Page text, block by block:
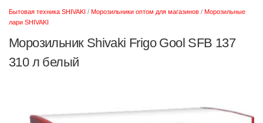
Бытовая техника SHIVAKI / Морозильники оптом для магазинов / Морозильные
лари SHIVAKI
Морозильник Shivaki Frigo Gool SFB 137
310 л белый